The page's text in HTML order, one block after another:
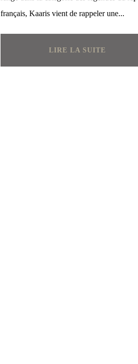
français, Kaaris vient de rappeler une...
LIRE LA SUITE